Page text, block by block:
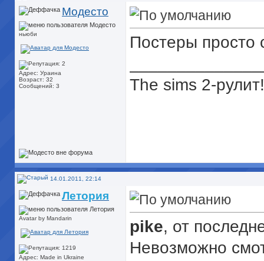
Модесто
ньюби
Адрес: Ураина
Возраст: 32
Сообщений: 3
Постеры просто
The sims 2-
14.01.2011, 22:14
Летория
Avatar by Mandarin
Адрес: Made in Ukraine
pike, от
Невозможно